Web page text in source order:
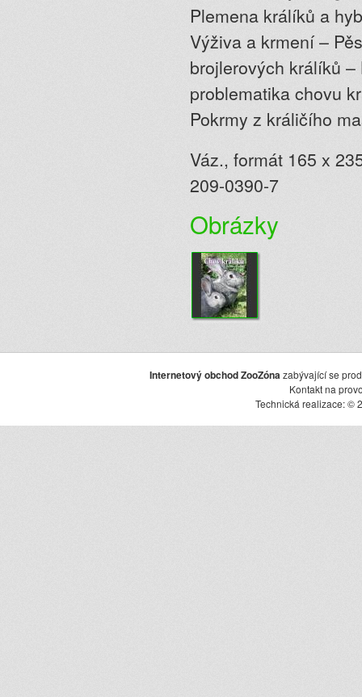
Plemena králíků a
Výživa a krmení –
brojlerových králíků
problematika chovu
Pokrmy z králičího
Váz., formát 165 x
209-0390-7
Obrázky
Internetový obchod ZooZóna zabývající se
Kontakt na
Technická realizace: ©